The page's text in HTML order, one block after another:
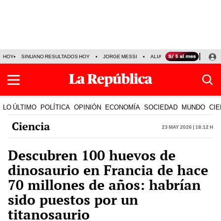
HOY SINUANO RESULTADOS HOY JORGE MESSI ALIANZA LIMA VS SPORT
LO ÚLTIMO POLÍTICA OPINIÓN ECONOMÍA SOCIEDAD MUNDO
Ciencia 23 May 2026 | 18:12 h
Descubren 100 huevos de
dinosaurio en Francia de hace
70 millones de años: habrían
sido puestos por un
titanosaurio